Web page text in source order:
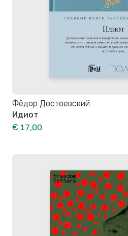
Фёдор Достоевский
Идиот
€ 17,00